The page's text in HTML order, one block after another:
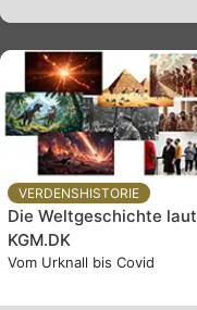
VERDENSHISTORIE
Die Weltgeschichte laut
KGM.DK
Vom Urknall bis Covid